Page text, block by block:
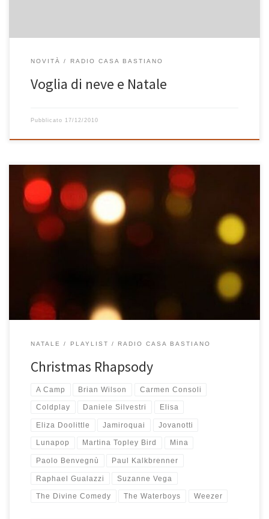
NOVITÀ RADIO CASA BASTIANO
Voglia di neve e Natale
Pubblicato 17/12/2010
Per amici, parenti e fan di Radio Casa Bastiano è ormai un classico,
senza non è neanche Natale. La mitica playlist di Natale
quest’anno accontenta davvero tutti: pop, rock, jazz, elettronica,
NATALE PLAYLIST RADIO CASA BASTIANO
Christmas Rhapsody
A Camp Brian Wilson Carmen Consoli
Coldplay Daniele Silvestri Elisa
Eliza Doolittle Jamiroquai Jovanotti
Lunapop Martina Topley Bird Mina
Paolo Benvegnù Paul Kalkbrenner
Raphael Gualazzi Suzanne Vega
The Divine Comedy The Waterboys Weezer